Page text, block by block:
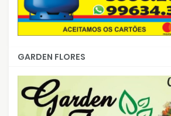
GARDEN FLORES